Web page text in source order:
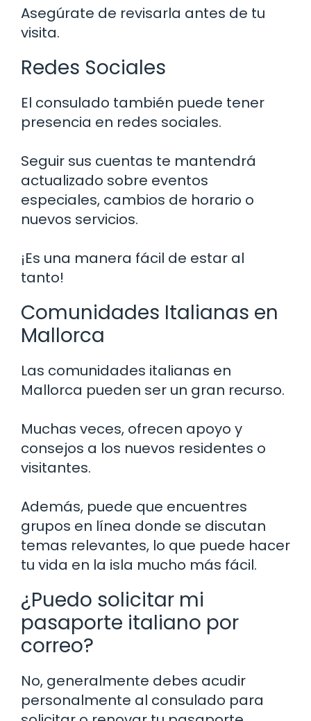
Asegúrate de revisarla antes de tu
visita.
Redes Sociales
El consulado también puede tener
presencia en redes sociales.
Seguir sus cuentas te mantendrá
actualizado sobre eventos
especiales, cambios de horario o
nuevos servicios.
¡Es una manera fácil de estar al
tanto!
Comunidades Italianas en
Mallorca
Las comunidades italianas en
Mallorca pueden ser un gran recurso.
Muchas veces, ofrecen apoyo y
consejos a los nuevos residentes o
visitantes.
Además, puede que encuentres
grupos en línea donde se discutan
temas relevantes, lo que puede hacer
tu vida en la isla mucho más fácil.
¿Puedo solicitar mi
pasaporte italiano por
correo?
No, generalmente debes acudir
personalmente al consulado para